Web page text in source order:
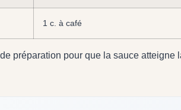
1 c. à café
préparation pour que la sauce atteigne